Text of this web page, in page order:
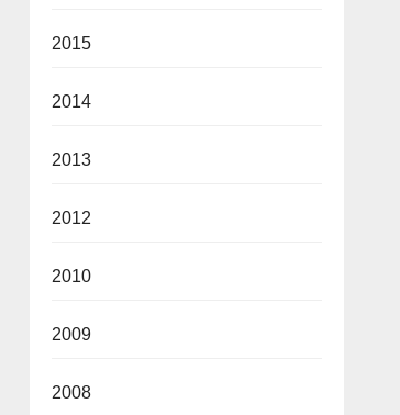
2015
2014
2013
2012
2010
2009
2008